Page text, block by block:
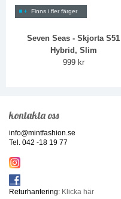
Finns i fler färger
Seven Seas - Skjorta S51
Hybrid, Slim
999 kr
kontakta oss
info@mintfashion.se
Tel. 042 -18 19 77
Returhantering: Klicka här